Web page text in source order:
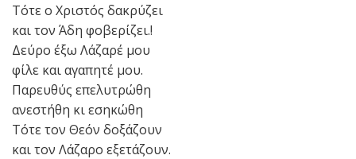
Τότε ο Χριστός δακρύζει
και τον Άδη φοβερίζει.!
Δεύρο έξω Λάζαρέ μου
φίλε και αγαπητέ μου.
Παρευθύς επελυτρώθη
ανεστήθη κι εσηκώθη
Τότε τον Θεόν δοξάζουν
και τον Λάζαρο εξετάζουν.